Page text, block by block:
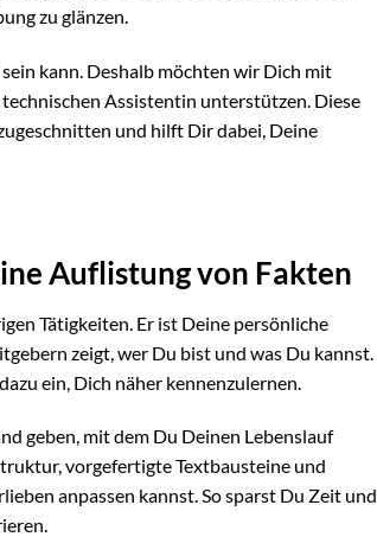
zu glänzen.
kann. Deshalb möchten wir Dich mit
Assistentin unterstützen. Diese
und hilft Dir dabei, Deine
Auflistung von Fakten
Tätigkeiten. Er ist Deine persönliche
zeigt, wer Du bist und was Du kannst.
ein, Dich näher kennenzulernen.
geben, mit dem Du Deinen Lebenslauf
vorgefertigte Textbausteine und
anpassen kannst. So sparst Du Zeit und